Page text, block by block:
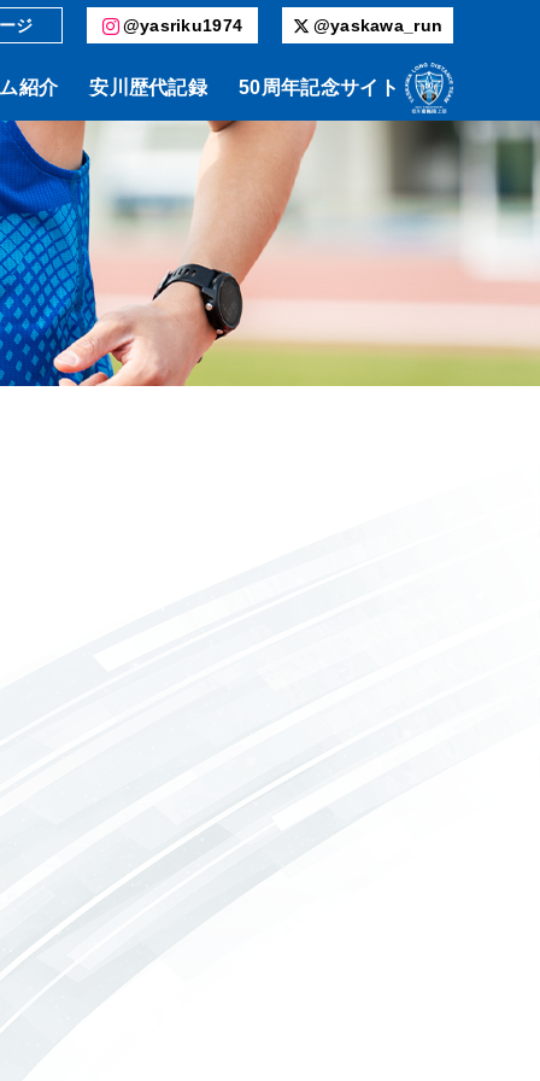
ジ @yasriku1974 @yaskawa_run
紹介 安川歴代記録 50周年記念サイト